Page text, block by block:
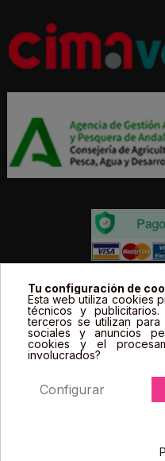
Todos los precios
incluyen el IVA. | Todas
productos son
sólo se
Tu configuración de
Esta web utiliza cookies
técnicos y
terceros se utilizan
sociales y anuncios
cookies y el
involucrados?
Configurar